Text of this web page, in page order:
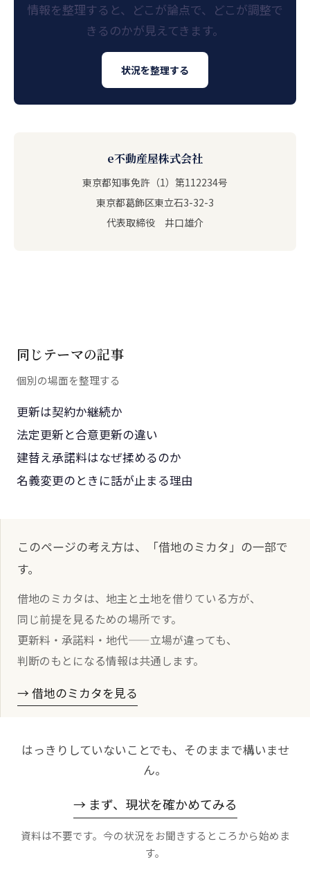
情報を整理すると、どこが論点で、どこが調整で
きるのかが見えてきます。
状況を整理する
e不動産屋株式会社
東京都知事免許（1）第112234号
東京都葛飾区東立石3-32-3
代表取締役 井口雄介
同じテーマの記事
個別の場面を整理する
更新は契約か継続か
法定更新と合意更新の違い
建替え承諾料はなぜ揉めるのか
名義変更のときに話が止まる理由
このページの考え方は、「借地のミカタ」の一部で
す。
借地のミカタは、地主と土地を借りている方が、
同じ前提を見るための場所です。
更新料・承諾料・地代——立場が違っても、
判断のもとになる情報は共通します。
→ 借地のミカタを見る
はっきりしていないことでも、そのままで構いませ
ん。
→ まず、現状を確かめてみる
資料は不要です。今の状況をお聞きするところから始めま
す。